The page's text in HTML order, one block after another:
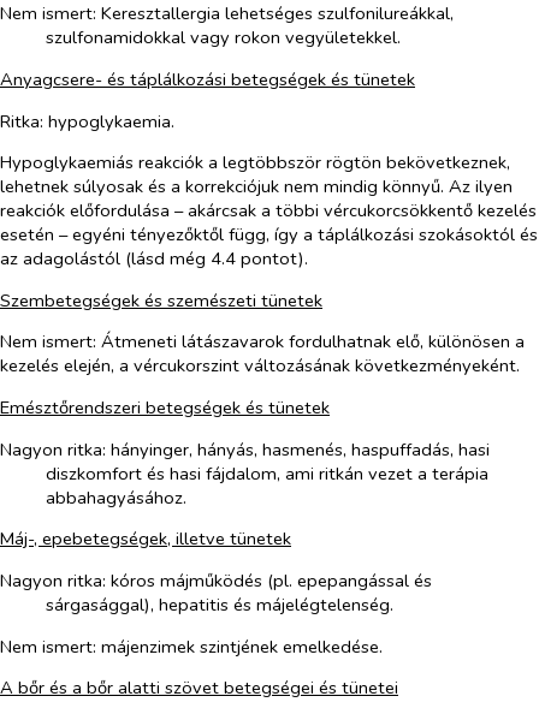
Nem ismert: Keresztallergia lehetséges szulfonilureákkal,
szulfonamidokkal vagy rokon vegyületekkel.
Anyagcsere- és táplálkozási betegségek és tünetek
Ritka: hypoglykaemia.
Hypoglykaemiás reakciók a legtöbbször rögtön bekövetkeznek,
lehetnek súlyosak és a korrekciójuk nem mindig könnyű. Az ilyen
reakciók előfordulása – akárcsak a többi vércukorcsökkentő kezelés
esetén – egyéni tényezőktől függ, így a táplálkozási szokásoktól és
az adagolástól (lásd még 4.4 pontot).
Szembetegségek és szemészeti tünetek
Nem ismert: Átmeneti látászavarok fordulhatnak elő, különösen a
kezelés elején, a vércukorszint változásának következményeként.
Emésztőrendszeri betegségek és tünetek
Nagyon ritka: hányinger, hányás, hasmenés, haspuffadás, hasi
diszkomfort és hasi fájdalom, ami ritkán vezet a terápia
abbahagyásához.
Máj-, epebetegségek, illetve tünetek
Nagyon ritka: kóros májműködés (pl. epepangással és
sárgasággal), hepatitis és májelégtelenség.
Nem ismert: májenzimek szintjének emelkedése.
A bőr és a bőr alatti szövet betegségei és tünetei